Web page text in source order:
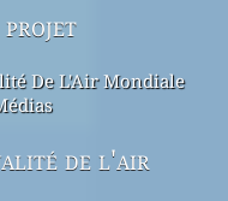
projet
De L'Air Mondiale
de l'air